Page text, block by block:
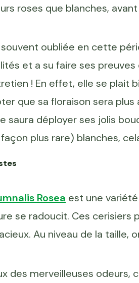
roses que blanches,
souvent oubliée en cette
et a su faire ses preuves
! En effet, elle se plait
que sa floraison sera
saura déployer ses jolis
plus rare) blanches,
Rosea est une
se radoucit. Ces
Au niveau de la taille,
des merveilleuses